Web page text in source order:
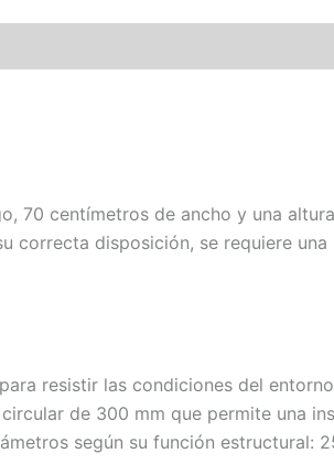
70 centímetros de ancho y una
correcta disposición, se requiere
resistir las condiciones del
de 300 mm que permite una
según su función estructural: